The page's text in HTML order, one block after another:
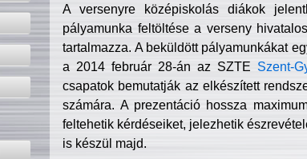
A versenyre középiskolás diákok
pályamunka feltöltése a verseny
tartalmazza. A beküldött pályamunkákat
a 2014 február 28-án az SZTE Szent-
csapatok bemutatják az elkészített
számára. A prezentáció hossza
feltehetik kérdéseiket, jelezhetik
is készül majd.